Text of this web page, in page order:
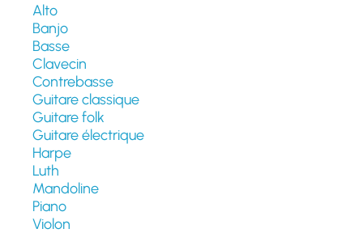
Alto
Banjo
Basse
Clavecin
Contrebasse
Guitare classique
Guitare folk
Guitare électrique
Harpe
Luth
Mandoline
Piano
Violon